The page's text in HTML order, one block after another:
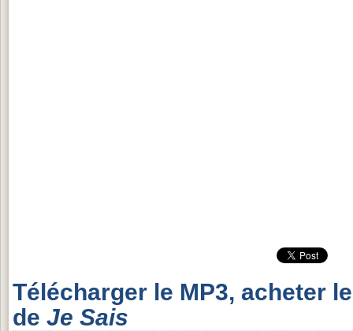
Télécharger le MP3, acheter
de Je Sais